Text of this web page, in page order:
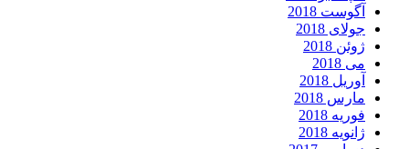
آگوست 2018
جولای 2018
ژوئن 2018
می 2018
آوریل 2018
مارس 2018
فوریه 2018
ژانویه 2018